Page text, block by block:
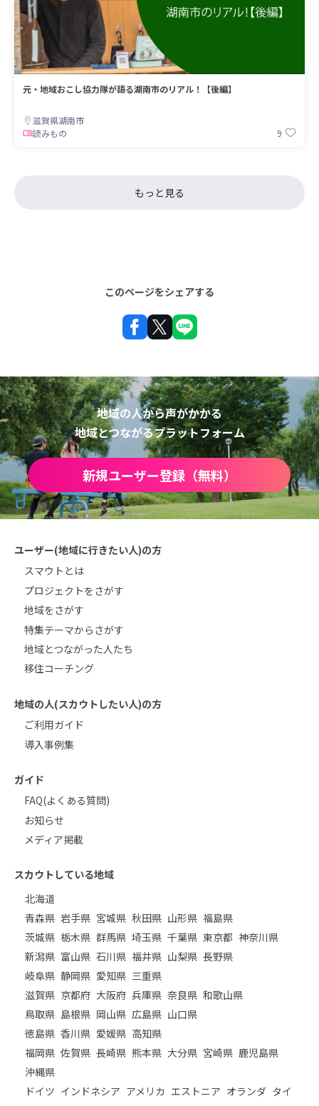
元・地域おこし協力隊が語る湖南市のリアル！【後編】
滋賀県湖南市
読みもの
9
もっと見る
このページをシェアする
地域の人から声がかかる
地域とつながるプラットフォーム
新規ユーザー登録（無料）
ユーザー(地域に行きたい人)の方
スマウトとは
プロジェクトをさがす
地域をさがす
特集テーマからさがす
地域とつながった人たち
移住コーチング
地域の人(スカウトしたい人)の方
ご利用ガイド
導入事例集
ガイド
FAQ(よくある質問)
お知らせ
メディア掲載
スカウトしている地域
北海道
青森県 岩手県 宮城県 秋田県 山形県 福島県
茨城県 栃木県 群馬県 埼玉県 千葉県 東京都 神奈川県
新潟県 富山県 石川県 福井県 山梨県 長野県
岐阜県 静岡県 愛知県 三重県
滋賀県 京都府 大阪府 兵庫県 奈良県 和歌山県
鳥取県 島根県 岡山県 広島県 山口県
徳島県 香川県 愛媛県 高知県
福岡県 佐賀県 長崎県 熊本県 大分県 宮崎県 鹿児島県
沖縄県
ドイツ インドネシア アメリカ エストニア オランダ タイ